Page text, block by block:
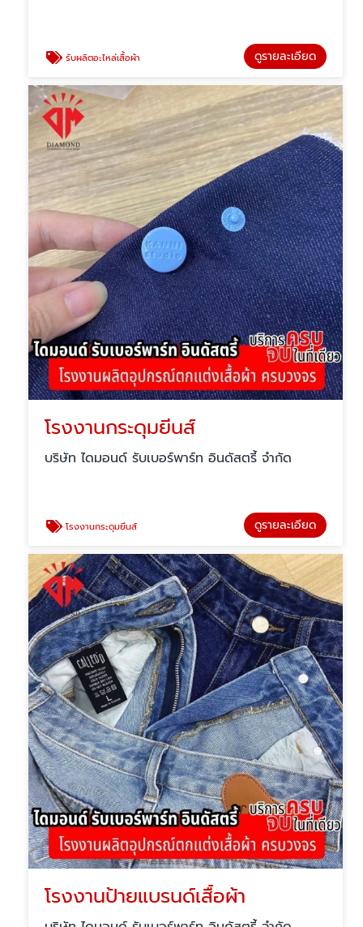
รับผลิตอะไหล่เสื้อผ้า ดูรายละเอียด
โรงงานกระดุมยีนส์
บริษัท ไดมอนด์ รับเบอร์พาร์ท อินดัสตรี้ จำกัด
โรงงานกระดุมยีนส์ ดูรายละเอียด
โรงงานป้ายแบรนด์เสื้อผ้า